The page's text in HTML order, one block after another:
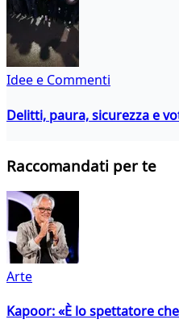
Idee e Commenti
Delitti, paura, sicurezza e
Raccomandati per te
Arte
Kapoor: «È lo spettatore